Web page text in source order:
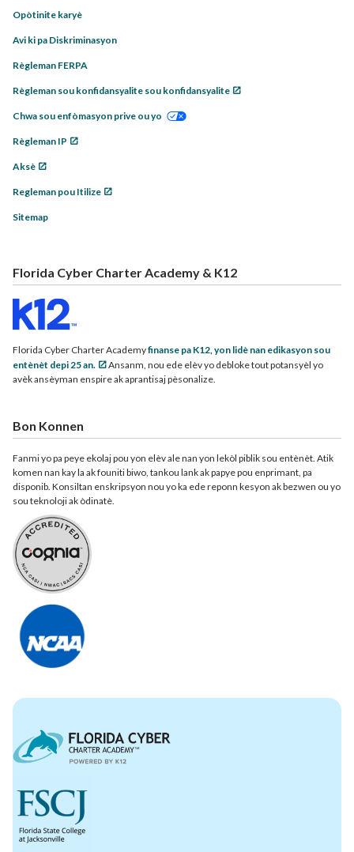
Opòtinite karyè
Avi ki pa Diskriminasyon
Règleman FERPA
Règleman sou konfidansyalite sou konfidansyalite
Chwa sou enfòmasyon prive ou yo
Règleman IP
Aksè
Regleman pou Itilize
Sitemap
Florida Cyber Charter Academy & K12
Florida Cyber Charter Academyfinanse pa K12, yon lidè nan edikasyon sou
entènèt depi 25 an.
Ansanm, nou ede elèv yo debloke tout potansyèl yo
avèk ansèyman enspire ak aprantisaj pèsonalize.
Bon Konnen
Fanmi yo pa peye ekolaj pou yon elèv ale nan yon lekòl piblik sou entènèt. Atik
komen nan kay la ak founiti biwo, tankou lank ak papye pou enprimant, pa
disponib. Konsiltan enskripsyon nou yo ka ede reponn kesyon ak bezwen ou yo
sou teknoloji ak òdinatè.